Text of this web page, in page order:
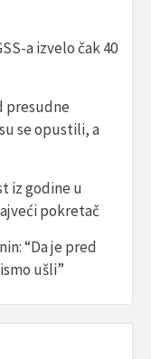
a izvelo čak 40
presudne
se opustili, a
iz godine u
pokretač
“Da je pred
ušli”